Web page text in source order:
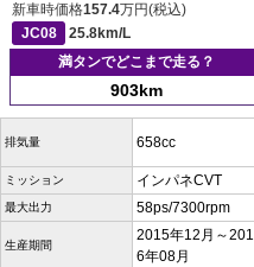
新車時価格157.4万円(税込)
JC08
25.8km/L
満タンでどこまで走る？
903km
排気量 658cc
ミッション インパネCVT
最大出力 58ps/7300rpm
生産期間
2015年12月～201
6年08月